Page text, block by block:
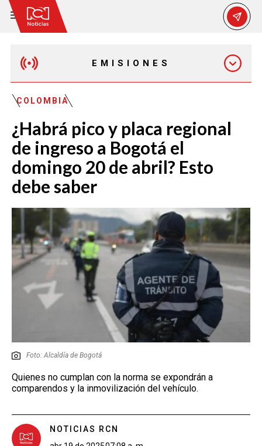
EMISIONES
EMISIÓN 7:00 PM
COLOMBIA
¿Habrá pico y placa regional
de ingreso a Bogotá el
domingo 20 de abril? Esto
debe saber
Foto: Alcaldía de Bogotá
Quienes no cumplan con la norma se expondrán a
comparendos y la inmovilización del vehículo.
NOTICIAS RCN